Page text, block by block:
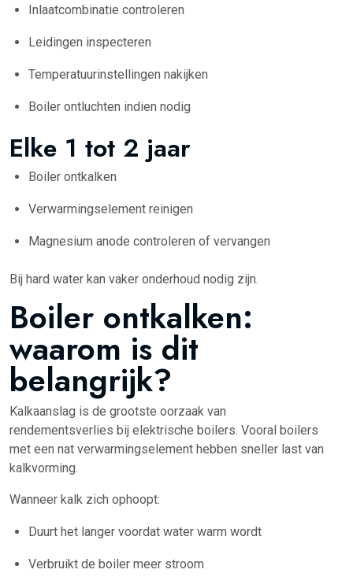
Inlaatcombinatie controleren
Leidingen inspecteren
Temperatuurinstellingen nakijken
Boiler ontluchten indien nodig
Elke 1 tot 2 jaar
Boiler ontkalken
Verwarmingselement reinigen
Magnesium anode controleren of vervangen
Bij hard water kan vaker onderhoud nodig zijn.
Boiler ontkalken:
waarom is dit
belangrijk?
Kalkaanslag is de grootste oorzaak van
rendementsverlies bij elektrische boilers. Vooral boilers
met een nat verwarmingselement hebben sneller last van
kalkvorming.
Wanneer kalk zich ophoopt:
Duurt het langer voordat water warm wordt
Verbruikt de boiler meer stroom